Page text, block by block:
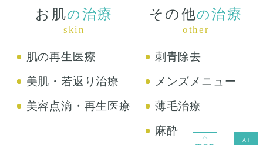
お肌の 治療
skin
肌の再生医療
美肌・若返り治療
美容点滴・再生医療
その他の治療
other
刺青除去
メンズメニュー
薄毛治療
麻酔